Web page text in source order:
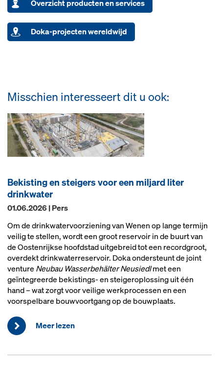
Overzicht producten en services
Doka-projecten wereldwijd
Misschien interesseert dit u ook:
Bekisting en steigers voor een miljard liter
drinkwater
01.06.2026 | Pers
Om de drinkwatervoorziening van Wenen op lange termijn
veilig te stellen, wordt een groot reservoir in de buurt van
de Oostenrijkse hoofdstad uitgebreid tot een recordgroot,
overdekt drinkwaterreservoir. Doka ondersteunt de joint
venture Neubau Wasserbehälter Neusiedlmet een
geïntegreerde bekistings- en steigeroplossing uit één
hand – wat zorgt voor veilige werkprocessen en een
voorspelbare bouwvoortgang op de bouwplaats.
Meer lezen